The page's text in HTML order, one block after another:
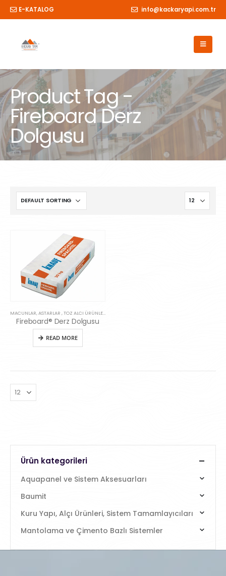
E-KATALOG info@kackaryapi.com.tr
Product Tag -
Fireboard Derz
Dolgusu
MACUNLAR, ASTARLAR , TOZ ALCI ÜRÜNLERI
Fireboard® Derz Dolgusu
READ MORE
Ürün kategorileri
Aquapanel ve Sistem Aksesuarları
Baumit
Kuru Yapı, Alçı Ürünleri, Sistem Tamamlayıcıları
Mantolama ve Çimento Bazlı Sistemler